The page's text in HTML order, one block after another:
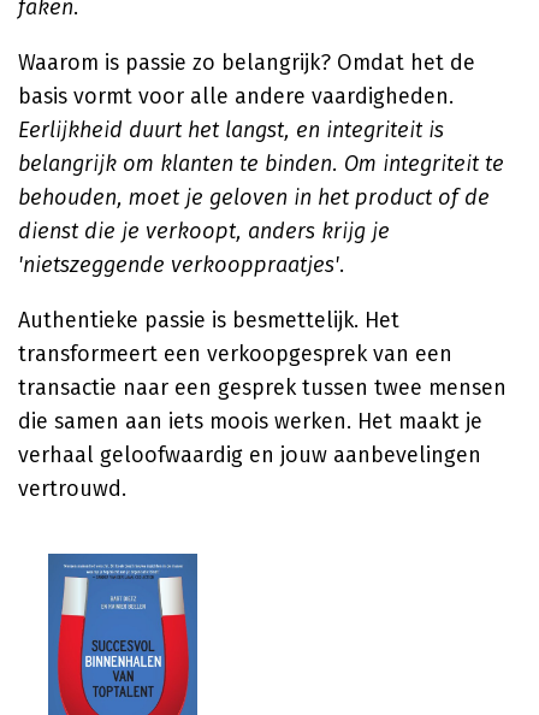
faken.
Waarom is passie zo belangrijk? Omdat het de
basis vormt voor alle andere vaardigheden.
Eerlijkheid duurt het langst, en integriteit is
belangrijk om klanten te binden. Om integriteit te
behouden, moet je geloven in het product of de
dienst die je verkoopt, anders krijg je
'nietszeggende verkooppraatjes'.
Authentieke passie is besmettelijk. Het
transformeert een verkoopgesprek van een
transactie naar een gesprek tussen twee mensen
die samen aan iets moois werken. Het maakt je
verhaal geloofwaardig en jouw aanbevelingen
vertrouwd.